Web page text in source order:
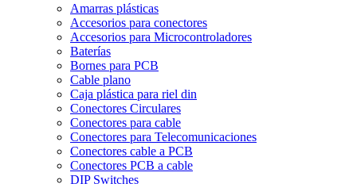
Amarras plásticas
Accesorios para conectores
Accesorios para Microcontroladores
Baterías
Bornes para PCB
Cable plano
Caja plástica para riel din
Conectores Circulares
Conectores para cable
Conectores para Telecomunicaciones
Conectores cable a PCB
Conectores PCB a cable
DIP Switches